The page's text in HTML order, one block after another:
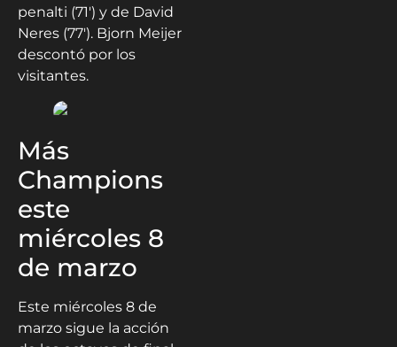
penalti (71′) y de David
Neres (77′). Bjorn Meijer
descontó por los
visitantes.
Más
Champions
este
miércoles 8
de marzo
Este miércoles 8 de
marzo sigue la acción